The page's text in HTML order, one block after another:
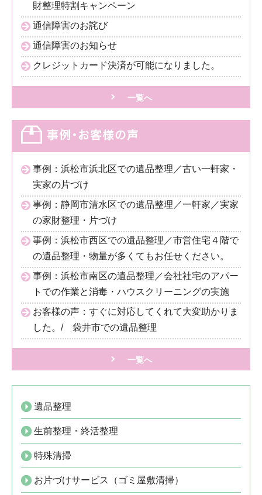
財整理特割キャンペーン
通信障害のお詫び
通信障害のお知らせ
クレジットカード決済が可能になりました。
一覧へ
事例：浜松市浜北区での遺品整理／古い一軒家・
実家の片づけ
事例：静岡市清水区での遺品整理／一軒家／実家
の家財整理・片づけ
事例：浜松市西区での遺品整理／市営住宅４階で
の遺品整理・物量が多くてもお任せください。
事例：浜松市南区の遺品整理／会社社宅のアパー
トでの作業と消毒・ハウスクリーニングの実施
お客様の声：すぐに対応してくれて大変助かりま
した。/ 袋井市での遺品整理
一覧へ
遺品整理
生前整理・終活整理
特殊清掃
お片づけサービス（ゴミ屋敷清掃）